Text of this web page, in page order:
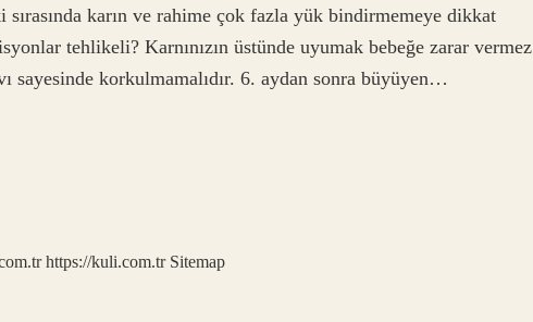
karın ve rahime çok fazla yük bindirmemeye dikkat
tehlikeli? Karnınızın üstünde uyumak bebeğe zarar vermez
sayesinde korkulmamalıdır. 6. aydan sonra büyüyen…
https://kuli.com.tr Sitemap